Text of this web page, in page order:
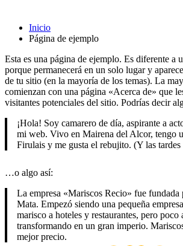
Inicio
Página de ejemplo
Esta es una página de ejemplo. Es diferente a
porque permanecerá en un solo lugar y
de tu sitio (en la mayoría de los temas). La
comienzan con una página «Acerca de» que
visitantes potenciales del sitio. Podrías decir
¡Hola! Soy camarero de día, aspirante a
mi web. Vivo en Mairena del Alcor, tengo
Firulais y me gusta el rebujito. (Y las tardes
…o algo así:
La empresa «Mariscos Recio» fue
Mata. Empezó siendo una pequeña
marisco a hoteles y restaurantes, pero poco
transformando en un gran imperio.
mejor precio.